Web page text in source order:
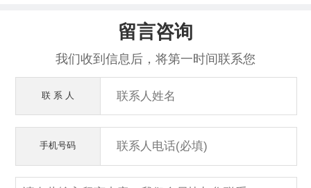
留言咨询
我们收到信息后，将第一时间联系您
联 系 人
手机号码